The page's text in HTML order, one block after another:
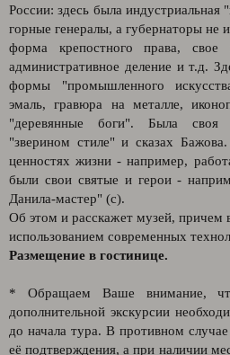
России: здесь была индустриальная
горные генералы, а губернаторы не
форма крепостного права, свое
административное деление и т.д.
формы "промышленного
эмаль, гравюра на металле,
"деревянные боги". Была своя
"зверином стиле" и сказах
ценностях жизни - например,
были свои святые и герои -
Данила-мастер" (с).
Об этом и расскажет музей,
использованием современных
Размещение в гостинице.
* Обращаем Ваше внимание,
дополнительной экскурсии
до начала тура. В противном
её подтверждения, а при наличии